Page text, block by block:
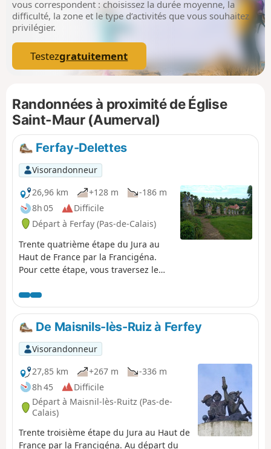
vous correspondent : choisissez la durée moyenne, la
difficulté, la zone et le type d’activités que vous souhaitez
privilégier.
Testezgratuitement
Randonnées à proximité de Église
Saint-Maur (Aumerval)
Ferfay-Delettes
Visorandonneur
26,96 km
+128 m
-186 m
8h 05
Difficile
Départ à Ferfay (Pas-de-Calais)
Trente quatrième étape du Jura au
Haut de France par la Francigéna.
Pour cette étape, vous traversez le
trois saints de différentes époques
auxquels on leur a attribué des
miracles. La maison du dernier
d’entre eux, Benoît Labre, patron des
pèlerins et des pauvres, est visible de
nos jours. Vous êtes dans une région
réputée pour ses puits desquels l’eau
jaillit spontanément, ce qui leur
donna le nom de puits artésien .
Vous marchez parmis les coteaux
une flore remarquables pour arriver
De Maisnils-lès-Ruiz à Ferfey
Visorandonneur
27,85 km
+267 m
-336 m
8h 45
Difficile
Départ à Maisnil-lès-Ruitz (Pas-de-
Calais)
Trente troisième étape du Jura au Haut de
France par la Francigéna. Au départ du